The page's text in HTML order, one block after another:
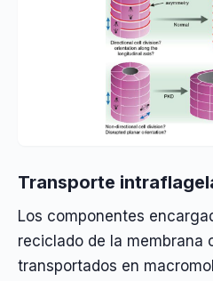
Transporte
Los componentes
reciclado de la membrana
transportados en